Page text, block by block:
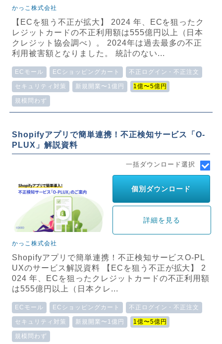
かっこ株式会社
【ECを狙う不正が拡大】 2024 年、ECを狙ったク
レジットカードの不正利用額は555億円以上（日本
クレジット協会調べ）。 2024年は過去最多の不正
利用被害額となりました。 統計のない...
ECモール ECショッピングカート 不正ログイン・不正注文
セキュリティ対策 新規開業〜1億円 1億〜5億円
規模問わず
Shopifyアプリで簡単連携！不正検知サービス「O-
PLUX」解説資料
一括ダウンロード選択
個別ダウンロード
詳細を見る
かっこ株式会社
Shopifyアプリで簡単連携！不正検知サービスO-PL
UXのサービス解説資料 【ECを狙う不正が拡大】 2
024 年、ECを狙ったクレジットカードの不正利用額
は555億円以上（日本クレ...
ECモール ECショッピングカート 不正ログイン・不正注文
セキュリティ対策 新規開業〜1億円 1億〜5億円
規模問わず